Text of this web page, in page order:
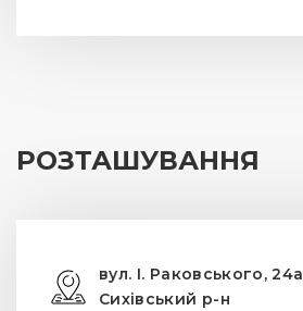
РОЗТАШУВАННЯ
вул. І. Раковського, 24а
Сихівський р-н